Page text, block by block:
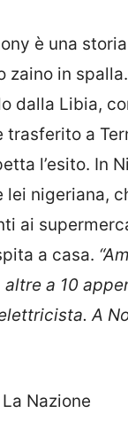
è una
zaino in
dalla Libia,
trasferito a
l’esito. In
lei nigeriana,
ai
a casa.
a 10
A
Nazione